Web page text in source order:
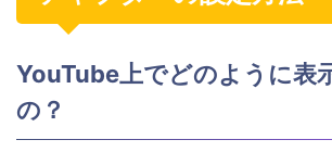
YouTube上でどのように表
の？